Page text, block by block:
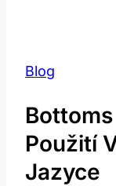
Blog
Použití
Jazyce